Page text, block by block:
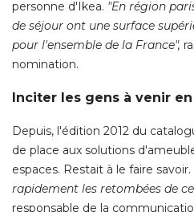
personne d'Ikea. "En région
de séjour ont une surface
pour l'ensemble de la France",
nomination.
Inciter les gens à venir
Depuis, l'édition 2012 du
de place aux solutions
espaces. Restait à le faire savoir.
rapidement les retombées de
responsable de la